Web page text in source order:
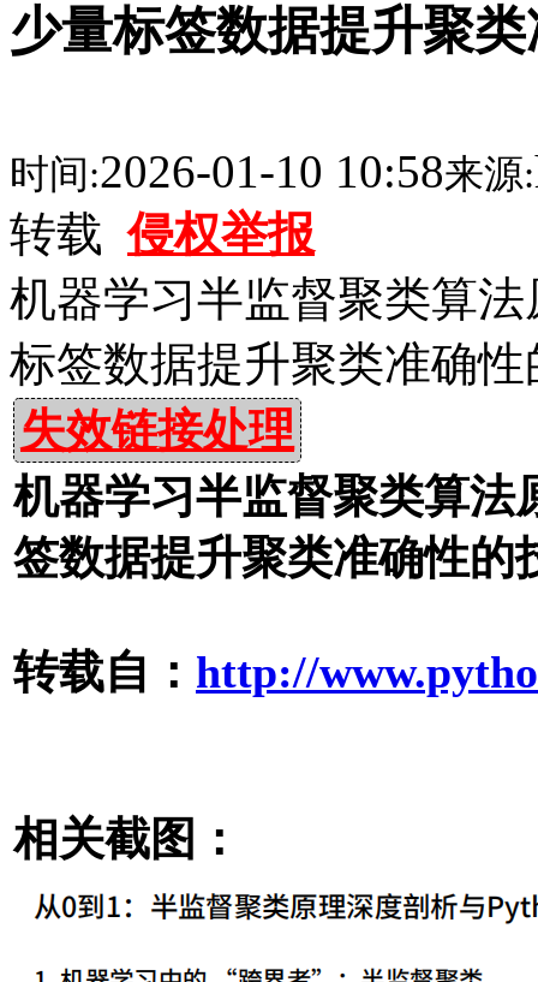
少量标签数据提升聚
时间:2026-01-10 10:58来源:
转载侵权举报
机器学习半监督聚类算
标签数据提升聚类准确
失效链接处理
机器学习半监督聚类算法
签数据提升聚类准确性的
转载自： http://
相关截图：